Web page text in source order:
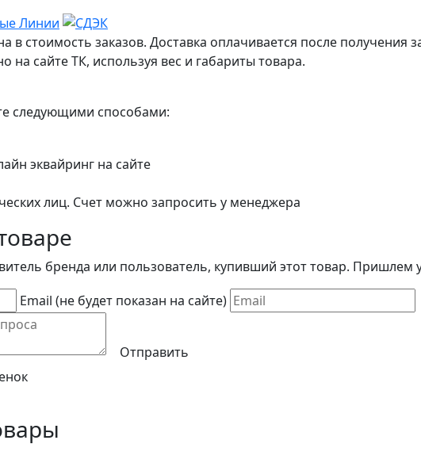
в стоимость заказов. Доставка оплачивается после получения
на сайте ТК, используя вес и габариты товара.
следующими способами:
эквайринг на сайте
лиц. Счет можно запросить у менеджера
бренда или пользователь, купивший этот товар. Пришлем
Email (не будет показан на сайте)
Отправить